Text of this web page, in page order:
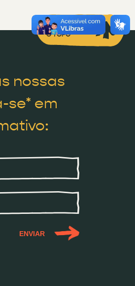
VOLTAR PARA
O TOPO
nossas
se* em
ENVIAR